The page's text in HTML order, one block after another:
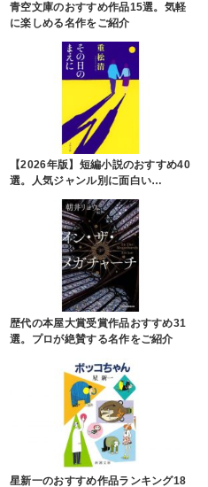
青空文庫のおすすめ作品15選。気軽
に楽しめる名作をご紹介
【2026年版】短編小説のおすすめ40
選。人気ジャンル別に面白い…
歴代の本屋大賞受賞作品おすすめ31
選。プロが絶賛する名作をご紹介
星新一のおすすめ作品ランキング18